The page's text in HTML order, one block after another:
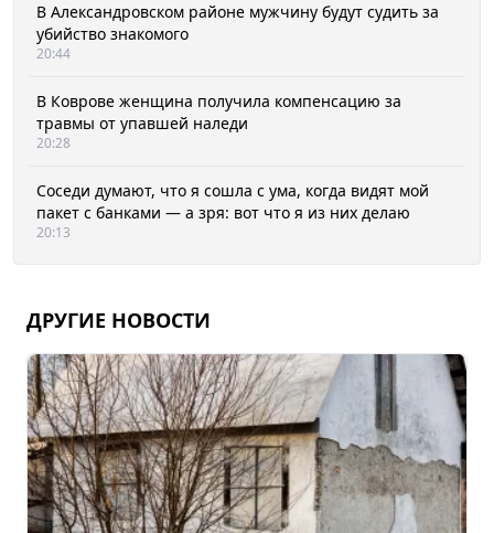
В Александровском районе мужчину будут судить за
убийство знакомого
20:44
В Коврове женщина получила компенсацию за
травмы от упавшей наледи
20:28
Соседи думают, что я сошла с ума, когда видят мой
пакет с банками — а зря: вот что я из них делаю
20:13
ДРУГИЕ НОВОСТИ